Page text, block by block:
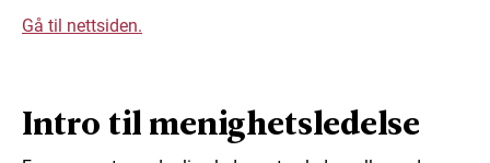
Gå til nettsiden.
Intro til menighetsledelse